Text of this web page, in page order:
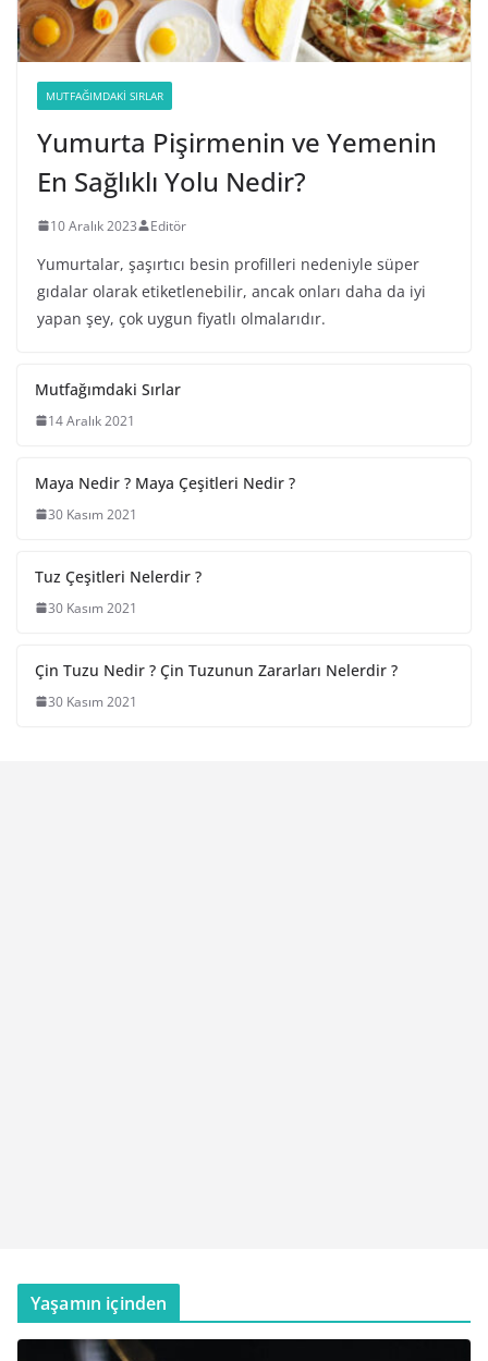
MUTFAĞIMDAKI SIRLAR
Yumurta Pişirmenin ve Yemenin
En Sağlıklı Yolu Nedir?
10 Aralık 2023 Editör
Yumurtalar, şaşırtıcı besin profilleri nedeniyle süper
gıdalar olarak etiketlenebilir, ancak onları daha da iyi
yapan şey, çok uygun fiyatlı olmalarıdır.
Mutfağımdaki Sırlar
14 Aralık 2021
Maya Nedir ? Maya Çeşitleri Nedir ?
30 Kasım 2021
Tuz Çeşitleri Nelerdir ?
30 Kasım 2021
Çin Tuzu Nedir ? Çin Tuzunun Zararları Nelerdir ?
30 Kasım 2021
Yaşamın içinden